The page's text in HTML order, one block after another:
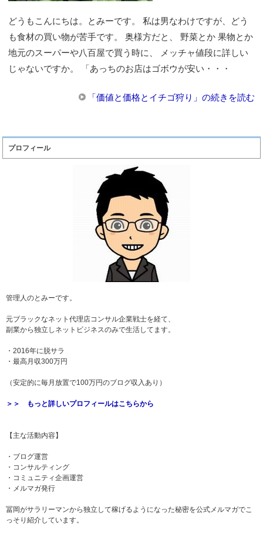
どうもこんにちは。とみーです。 私は男なわけですが、どう
も食材の買い物が苦手です。 奥様方だと、 野菜とか 果物とか
地元のスーパーや八百屋で買う時に、 メッチャ値段に詳しい
じゃないですか。 「あっちのお店はゴボウが安い・・・
「価値と価格とイチゴ狩り」の続きを読む
プロフィール
管理人のとみーです。
元ブラックなネット代理店コンサル企業戦士を経て、
副業から独立しネットビジネスのみで生活してます。
・2016年に脱サラ
・最高月収300万円
（安定的に毎月放置で100万円のブログ収入あり）
＞＞ もっと詳しいプロフィールはこちらから
【主な活動内容】
・ブログ運営
・コンサルティング
・コミュニティ企画運営
・メルマガ発行
冨岡がサラリーマンから独立して稼げるようになった秘密を公式メルマガでこ
っそり紹介しています。